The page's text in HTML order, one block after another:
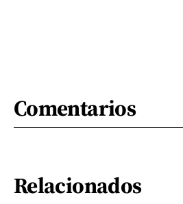
Comentarios
Relacionados